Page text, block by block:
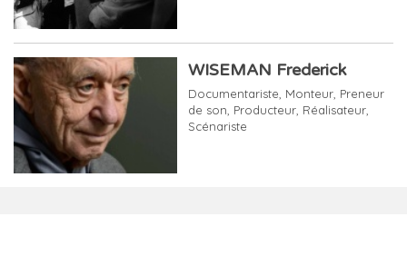
WISEMAN Frederick
Documentariste Monteur Preneur
de son Producteur Réalisateur
Scénariste